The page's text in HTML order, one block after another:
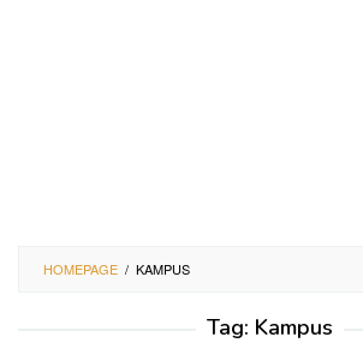
HOMEPAGE / KAMPUS
Tag: Kampus